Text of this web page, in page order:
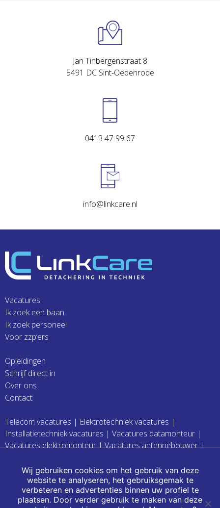
Jan Tinbergenstraat 8
5491 DC Sint-Oedenrode
0413 47 99 67
info@linkcare.nl
Vacatures
Ik zoek een baan
Ik zoek personeel
Voor zzp’ers
Opleidingen
Schrijf direct in
Over ons
Contact
Telecom vacatures | Elektrotechniek vacatures |
Installatietechniek vacatures | Vacatures datamonteur |
Vacatures elektromonteur|Vacatures antennebouwer|
Vacatures glasvezelmonteur
Wij gebruiken cookies om het gebruik van deze
website te analyseren, het gebruiksgemak te
verbeteren en advertenties binnen uw profiel te
plaatsen. Door verder gebruik te maken van deze